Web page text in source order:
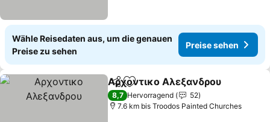
Wähle Reisedaten aus, um die genauen
Preise zu sehen
Preise sehen
TeilenZu Favoriten hinzufügen
Αρχοντικο Αλεξανδρου
8,7 Hervorragend
52
7.6 km bis Troodos Painted Churches